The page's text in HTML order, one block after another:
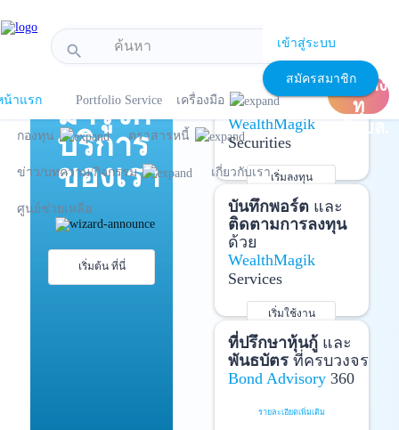
search เข้าสู่ระบบ
สมัครสมาชิก
น้าแรก
Portfolio Service เครื่องมือ
กองทุน ตราสารหนี้
ข่าว/บทความ/กิจกรรม เกี่ยวกับเรา
ศูนย์ช่วยเหลือ
เปิด
บัญชีลง
ทุ
นกับบล.
แนะนำ
มารู้จัก
บริการ
ของเรา
เริ่มต้น ที่นี่
เปิดบัญชี
และ
ลงทุนด้วยตัวเอง
ได้ที่
WealthMagik
Securities
เริ่มลงทุน
รายละเอียดเพิ่มเติม
บันทึกพอร์ตและ
ติดตามการลงทุน
ด้วย
WealthMagik
Services
เริ่มใช้งาน
รายละเอียดเพิ่มเติม
ที่ปรึกษาหุ้นกู้และ
พันธบัตรที่ครบวงจร
Bond Advisory360
รายละเอียดเพิ่มเติม